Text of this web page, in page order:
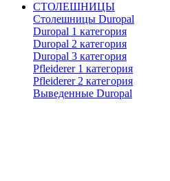
СТОЛЕШНИЦЫ
Столешницы Duropal
Duropal 1 категория
Duropal 2 категория
Duropal 3 категория
Pfleiderer 1 категория
Pfleiderer 2 категория
Выведенные Duropal